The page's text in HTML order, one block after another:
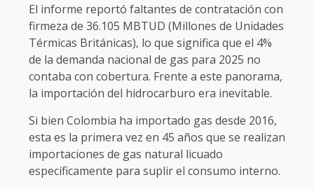
El informe reportó faltantes de contratación con
firmeza de 36.105 MBTUD (Millones de Unidades
Térmicas Británicas), lo que significa que el 4%
de la demanda nacional de gas para 2025 no
contaba con cobertura. Frente a este panorama,
la importación del hidrocarburo era inevitable.
Si bien Colombia ha importado gas desde 2016,
esta es la primera vez en 45 años que se realizan
importaciones de gas natural licuado
específicamente para suplir el consumo interno.